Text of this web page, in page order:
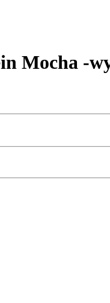
Mocha -